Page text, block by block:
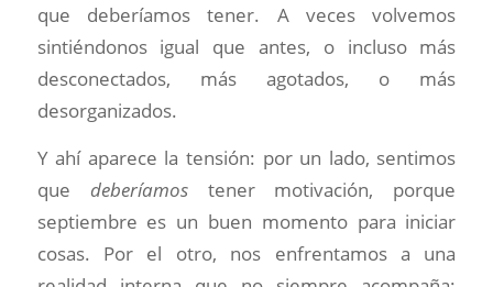
que deberíamos tener. A veces volvemos
sintiéndonos igual que antes, o incluso más
desconectados, más agotados, o más
desorganizados.
Y ahí aparece la tensión: por un lado, sentimos
que deberíamos tener motivación, porque
septiembre es un buen momento para iniciar
cosas. Por el otro, nos enfrentamos a una